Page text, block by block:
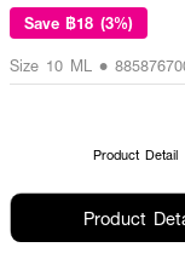
Save ฿18 (3%)
Size 10 ML •
Product Detail
Product